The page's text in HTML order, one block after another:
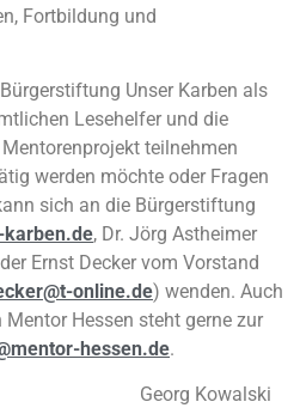
Fortbildung und
Unser Karben als
Lesehelfer und die
teilnehmen
werden möchte oder Fragen
sich an die Bürgerstiftung
, Dr. Jörg Astheimer
Ernst Decker vom Vorstand
online.de) wenden. Auch
Hessen steht gerne zur
hessen.de.
Kowalski